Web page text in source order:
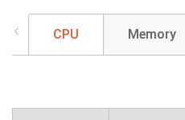
CPU Memory